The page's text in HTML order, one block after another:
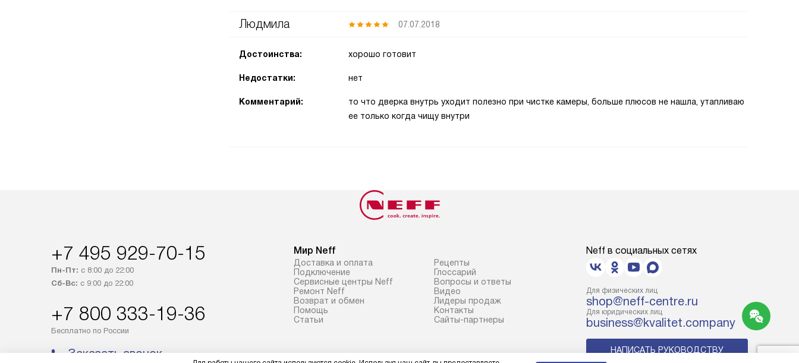
Людмила 07.07.2018
Достоинства: хорошо готовит
Недостатки: нет
Комментарий:
то что дверка внутрь уходит полезно при чистке камеры, больше плюсов не нашла, утапливаю
ее только когда чищу внутри
+7 495 929-70-15
Пн-Пт: с 8:00 до 22:00
Сб-Вс: с 9:00 до 22:00
+7 800 333-19-36
Бесплатно по России
Заказать звонок
Мир Neff
Доставка и оплата
Подключение
Сервисные центры Neff
Ремонт Neff
Возврат и обмен
Помощь
Статьи
Рецепты
Глоссарий
Вопросы и ответы
Видео
Лидеры продаж
Контакты
Сайты-партнеры
Neff в социальных сетях
Для физических лиц
shop@neff-centre.ru
Для юридических лиц
business@kvalitet.company
НАПИСАТЬ РУКОВОДСТВУ